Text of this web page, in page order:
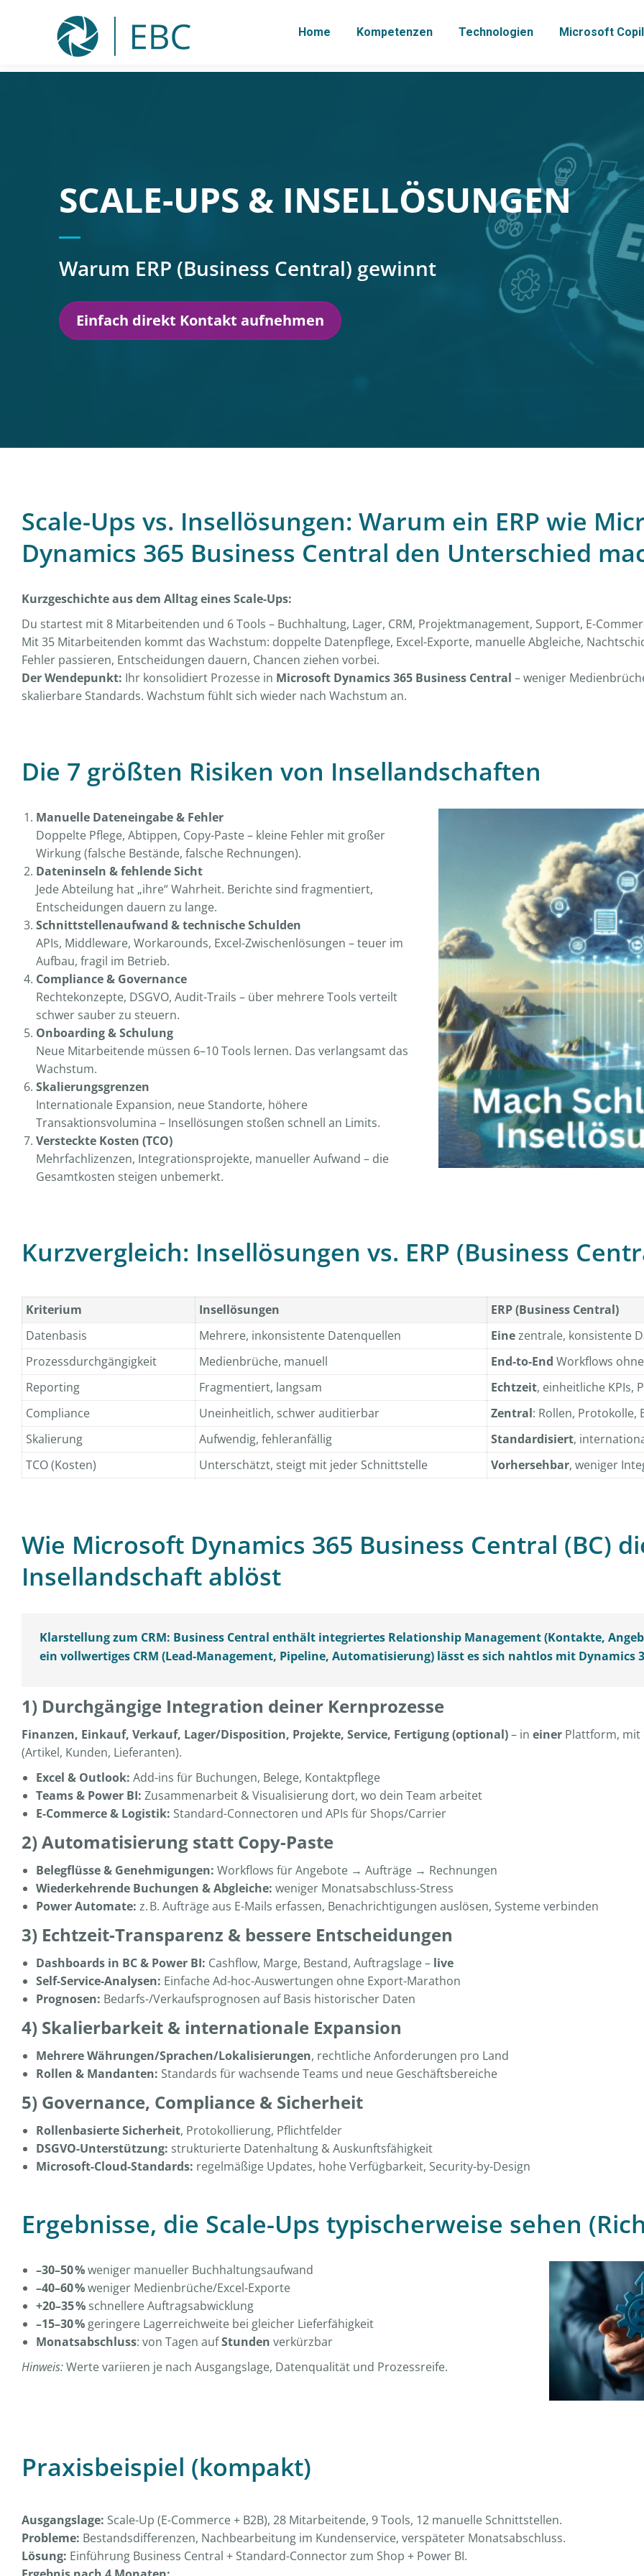
Home Kompetenzen Technologien Microsoft
SCALE-UPS & INSELLÖSUNGEN
Warum ERP (Business Central) gewinnt
Einfach direkt Kontakt aufnehmen
Scale-Ups vs. Insellösungen: Warum ein ERP wie
Dynamics 365 Business Central den Unterschied
Kurzgeschichte aus dem Alltag eines Scale-Ups:
Du startest mit 8 Mitarbeitenden und 6 Tools – Buchhaltung, Lager, CRM, Projektmanagement, Support, E-
Mit 35 Mitarbeitenden kommt das Wachstum: doppelte Datenpflege, Excel-Exporte, manuelle Abgleiche,
Fehler passieren, Entscheidungen dauern, Chancen ziehen vorbei.
Der Wendepunkt: Ihr konsolidiert Prozesse in Microsoft Dynamics 365 Business Central – weniger
skalierbare Standards. Wachstum fühlt sich wieder nach Wachstum an.
Die 7 größten Risiken von Insellandschaften
Manuelle Dateneingabe & Fehler
Doppelte Pflege, Abtippen, Copy-Paste – kleine Fehler mit großer
Wirkung (falsche Bestände, falsche Rechnungen).
Dateninseln & fehlende Sicht
Jede Abteilung hat „ihre“ Wahrheit. Berichte sind fragmentiert,
Entscheidungen dauern zu lange.
Schnittstellenaufwand & technische Schulden
APIs, Middleware, Workarounds, Excel-Zwischenlösungen – teuer im
Aufbau, fragil im Betrieb.
Compliance & Governance
Rechtekonzepte, DSGVO, Audit-Trails – über mehrere Tools verteilt
schwer sauber zu steuern.
Onboarding & Schulung
Neue Mitarbeitende müssen 6–10 Tools lernen. Das verlangsamt das
Wachstum.
Skalierungsgrenzen
Internationale Expansion, neue Standorte, höhere
Transaktionsvolumina – Insellösungen stoßen schnell an Limits.
Versteckte Kosten (TCO)
Mehrfachlizenzen, Integrationsprojekte, manueller Aufwand – die
Gesamtkosten steigen unbemerkt.
Kurzvergleich: Insellösungen vs. ERP (Business
Kriterium Insellösungen
ERP (Business Central)
Datenbasis
Mehrere, inkonsistente Datenquellen Einezentrale, konsistente
Prozessdurchgängigkeit
Medienbrüche, manuell End-to-End Workflows
Reporting
Fragmentiert, langsam Echtzeit, einheitliche KPIs,
Compliance
Uneinheitlich, schwer auditierbar Zentral: Rollen, Protokolle,
Skalierung
Aufwendig, fehleranfällig Standardisiert,
TCO (Kosten)
Unterschätzt, steigt mit jeder Schnittstelle Vorhersehbar, weniger
Wie Microsoft Dynamics 365 Business Central (BC)
Insellandschaft ablöst
Klarstellung zum CRM: Business Central enthält integriertes Relationship Management(Kontakte,
ein vollwertiges CRM (Lead-Management, Pipeline, Automatisierung) lässt es sich nahtlos mit Dynamics
1) Durchgängige Integration deiner Kernprozesse
Finanzen, Einkauf, Verkauf, Lager/Disposition, Projekte, Service, Fertigung (optional)– in einer Plattform, mit
(Artikel, Kunden, Lieferanten).
Excel & Outlook: Add-ins für Buchungen, Belege, Kontaktpflege
Teams & Power BI: Zusammenarbeit & Visualisierung dort, wo dein Team arbeitet
E-Commerce & Logistik: Standard-Connectoren und APIs für Shops/Carrier
2) Automatisierung statt Copy-Paste
Belegflüsse & Genehmigungen: Workflows für Angebote → Aufträge → Rechnungen
Wiederkehrende Buchungen & Abgleiche: weniger Monatsabschluss-Stress
Power Automate: z. B. Aufträge aus E-Mails erfassen, Benachrichtigungen auslösen, Systeme verbinden
3) Echtzeit-Transparenz & bessere Entscheidungen
Dashboards in BC & Power BI: Cashflow, Marge, Bestand, Auftragslage – live
Self-Service-Analysen: Einfache Ad-hoc-Auswertungen ohne Export-Marathon
Prognosen: Bedarfs-/Verkaufsprognosen auf Basis historischer Daten
4) Skalierbarkeit & internationale Expansion
Mehrere Währungen/Sprachen/Lokalisierungen, rechtliche Anforderungen pro Land
Rollen & Mandanten: Standards für wachsende Teams und neue Geschäftsbereiche
5) Governance, Compliance & Sicherheit
Rollenbasierte Sicherheit, Protokollierung, Pflichtfelder
DSGVO-Unterstützung: strukturierte Datenhaltung & Auskunftsfähigkeit
Microsoft-Cloud-Standards: regelmäßige Updates, hohe Verfügbarkeit, Security-by-Design
Ergebnisse, die Scale-Ups typischerweise sehen
–30–50 %weniger manueller Buchhaltungsaufwand
–40–60 %weniger Medienbrüche/Excel-Exporte
+20–35 % schnellere Auftragsabwicklung
–15–30 % geringere Lagerreichweite bei gleicher Lieferfähigkeit
Monatsabschluss: von Tagen aufStunden verkürzbar
Hinweis:Werte variieren je nach Ausgangslage, Datenqualität und Prozessreife.
Praxisbeispiel (kompakt)
Ausgangslage: Scale-Up (E-Commerce + B2B), 28 Mitarbeitende, 9 Tools, 12 manuelle Schnittstellen.
Probleme: Bestandsdifferenzen, Nachbearbeitung im Kundenservice, verspäteter Monatsabschluss.
Lösung: Einführung Business Central + Standard-Connector zum Shop + Power BI.